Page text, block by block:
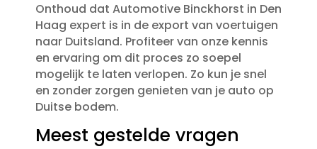
Onthoud dat Automotive Binckhorst in Den
Haag expert is in de export van voertuigen
naar Duitsland.​ Profiteer van onze kennis
en ervaring om dit proces zo soepel
mogelijk te laten verlopen.​ Zo kun je snel
en zonder zorgen genieten van je auto op
Duitse bodem.​
Meest gestelde vragen